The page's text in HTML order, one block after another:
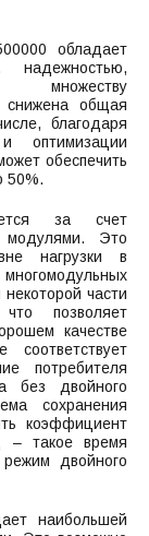
обладает
надежностью,
множеству
снижена общая
благодаря
оптимизации
обеспечить
50%.
за счет
модулями. Это
нагрузки в
части
позволяет
качестве
потребителя
без двойного
сохранения
коэффициент
– такое время
двойного
наибольшей